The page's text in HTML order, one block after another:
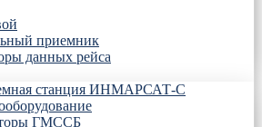
приемник
данных рейса
станция ИНМАРСАТ-С
ГМССБ